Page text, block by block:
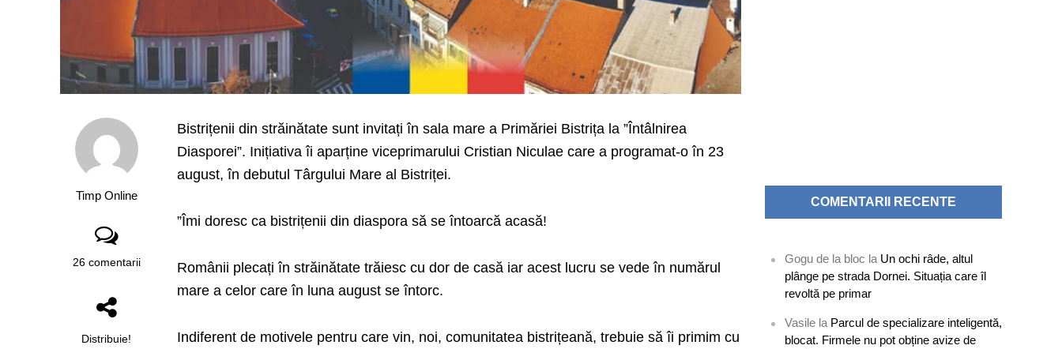
Timp Online
26 comentarii
Distribuie!
Bistrițenii din străinătate sunt invitați în sala mare a Primăriei Bistrița la ”Întâlnirea
Diasporei”. Inițiativa îi aparține viceprimarului Cristian Niculae care a programat-o în 23
august, în debutul Târgului Mare al Bistriței.
”Îmi doresc ca bistrițenii din diaspora să se întoarcă acasă!
Românii plecați în străinătate trăiesc cu dor de casă iar acest lucru se vede în numărul
mare a celor care în luna august se întorc.
Indiferent de motivele pentru care vin, noi, comunitatea bistrițeană, trebuie să îi primim cu
COMENTARII RECENTE
Gogu de la bloc la Un ochi râde, altul
plânge pe strada Dornei. Situația care îl
revoltă pe primar
Vasile la Parcul de specializare inteligentă,
blocat. Firmele nu pot obține avize de